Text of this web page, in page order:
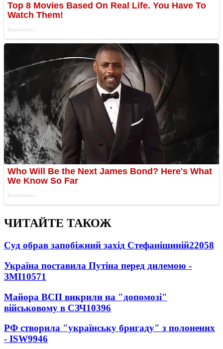
ЧИТАЙТЕ ТАКОЖ
Суд обрав запобіжний захід Стефанішиній22058
Україна поставила Путіна перед дилемою -
ЗМІ10571
Майора ВСП викрили на "допомозі"
військовому в СЗЧ10396
РФ створила "українську бригаду" з полонених
- ISW9946